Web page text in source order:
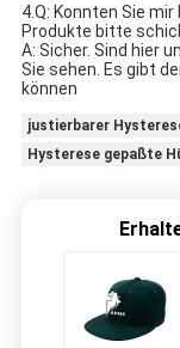
4.Q: Konnten Sie
Produkte bitte
A: Sicher. Sind hier
Sie sehen. Es gibt
können
justierbarer
Hysterese gepaßte